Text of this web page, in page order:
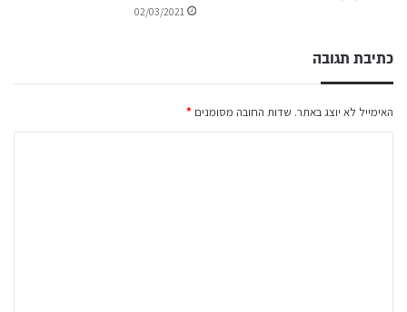
02/03/2021
כתיבת תגובה
האימייל לא יוצג באתר. שדות החובה מסומנים *